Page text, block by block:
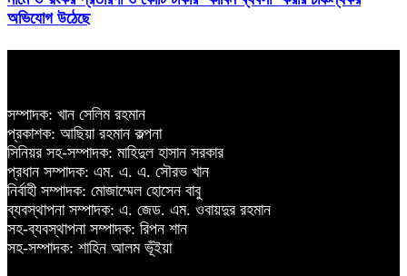
অভিযোগ উঠেছে
সম্পাদক: খান সেলিম রহমান
প্রকাশক: আছিয়া রহমান কল্পনা
সিনিয়র সহ-সম্পাদক: মাহিদুল হাসান সরকার
প্রধান সম্পাদক: এম. এ. এ. সৌরভ খান
নির্বাহী সম্পাদক: মোজাম্মেল হোসেন বাবু
ব্যবস্থাপনা সম্পাদক: এ. জেড. এম. ওবায়দুর রহমান
সহ-ব্যবস্থাপনা সম্পাদক: রিপন শান
সহ-সম্পাদক: শাহিন আলম ভূঁইয়া